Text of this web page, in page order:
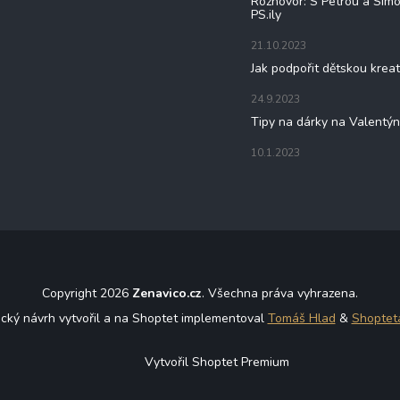
PS.ily
21.10.2023
Jak podpořit dětskou
24.9.2023
Tipy na dárky na
10.1.2023
Copyright 2026 Zenavico.cz. Všechna práva vyhrazena.
návrh vytvořil a na Shoptet implementoval Tomáš Hlad &
Vytvořil Shoptet Premium